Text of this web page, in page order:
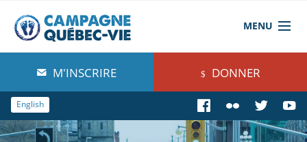
MENU
À propos de nous
Blog
Comprendre
M'INSCRIRE DONNER
English